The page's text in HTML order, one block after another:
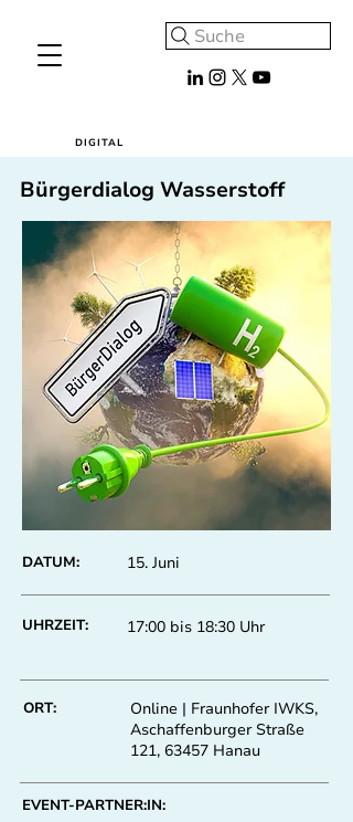
Suche
DIGITAL
Bürgerdialog Wasserstoff
DATUM: 15. Juni
UHRZEIT: 17:00 bis 18:30 Uhr
ORT:
Online | Fraunhofer IWKS,
Aschaffenburger Straße
121, 63457 Hanau
EVENT-PARTNER:IN: